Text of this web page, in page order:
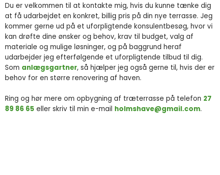
​Du er velkommen til at kontakte mig, hvis du kunne tænke dig
at få udarbejdet en konkret, billig pris på din nye terrasse. Jeg
kommer gerne ud på et uforpligtende konsulentbesøg, hvor vi
kan drøfte dine ønsker og behov, krav til budget, valg af
materiale og mulige løsninger, og på baggrund heraf
udarbejder jeg efterfølgende et uforpligtende tilbud til dig.
Som anlægsgartner, så hjælper jeg også gerne til, hvis der er
behov for en større renovering af haven.
Ring og hør mere om opbygning af træterrasse på telefon 27
89 86 65 eller skriv til min e-mail holmshave@gmail.com.​